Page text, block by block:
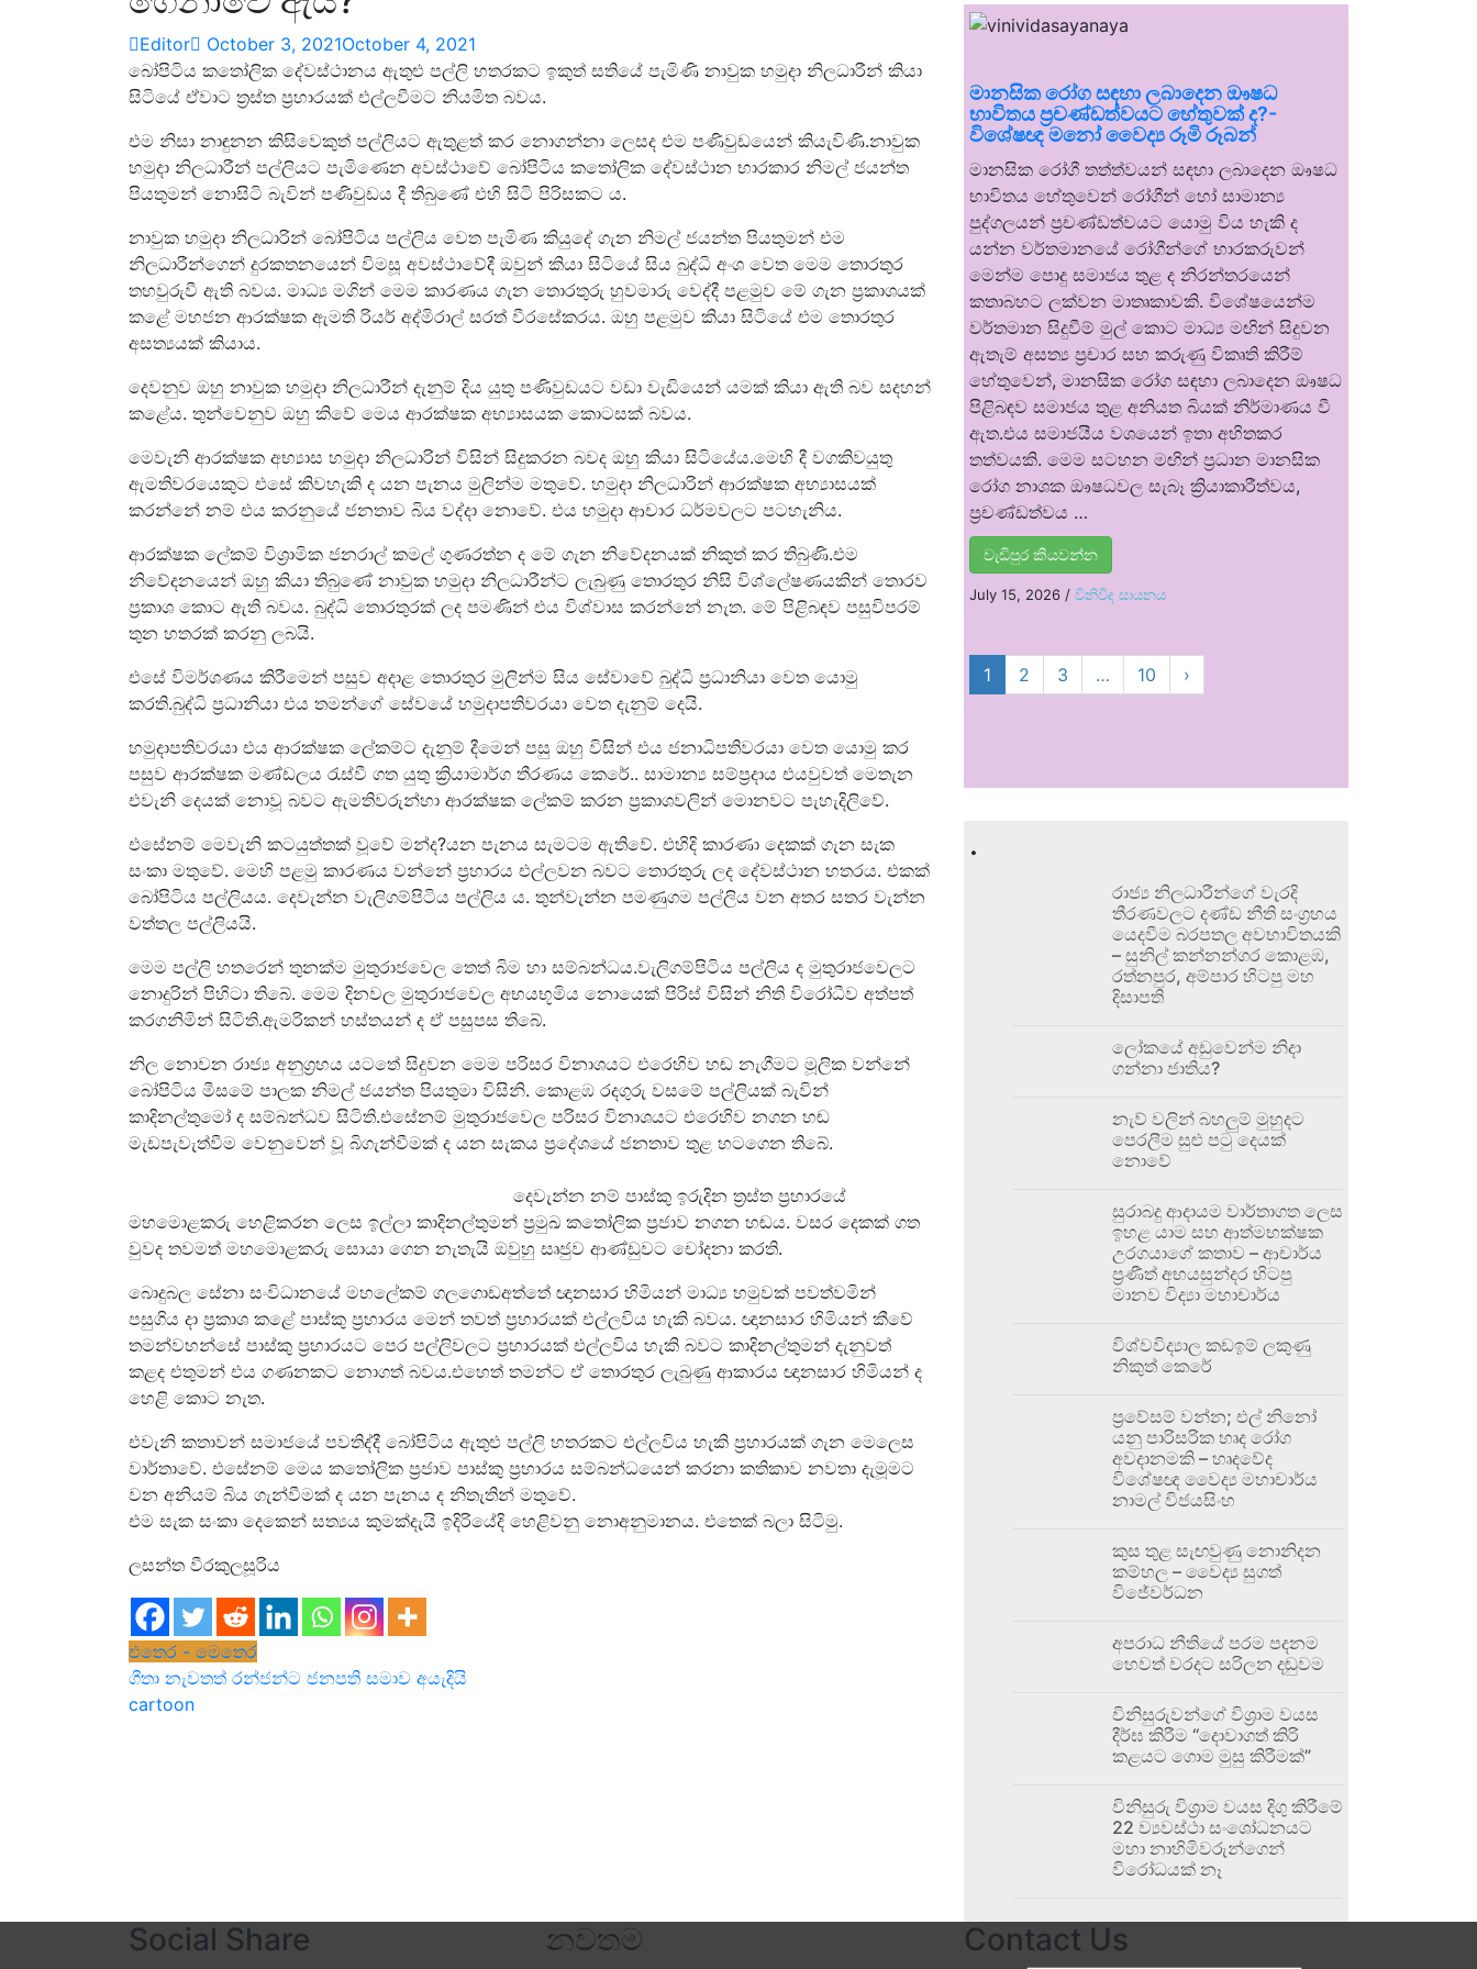
Editor October 3, 2021October 4, 2021
බෝපිටිය කතෝලික දේවස්ථානය ඇතුළු පල්ලි හතරකට ඉකුත් සතියේ පැමිණි නාවුක හමුදා නිලධාරීන් කියා
සිටියේ ඒවාට ත්‍රස්ත ප්‍රහාරයක් එල්ලවීමට නියමිත බවය.
එම නිසා නාඳුනන කිසිවෙකුත් පල්ලියට ඇතුළත් කර නොගන්නා ලෙසද එම පණිවුඩයෙන් කියැවිණි.නාවුක
හමුදා නිලධාරීන් පල්ලියට පැමිණෙන අවස්ථාවේ බෝපිටිය කතෝලික දේවස්ථාන භාරකාර නිමල් ජයන්ත
පියතුමන් නොසිටි බැවින් පණිවුඩය දී තිබුණේ එහි සිටි පිරිසකට ය.
නාවුක හමුදා නිලධාරින් බෝපිටිය පල්ලිය වෙත පැමිණ කියුදේ ගැන නිමල් ජයන්ත පියතුමන් එම
නිලධාරීන්ගෙන් දුරකතනයෙන් විමසූ අවස්ථාවේදී ඔවුන් කියා සිටියේ සිය බුද්ධි අංශ වෙත මෙම තොරතුර
තහවුරුවී ඇති බවය. මාධ්‍ය මගින් මෙම කාරණය ගැන තොරතුරු හුවමාරු වෙද්දී පළමුව මේ ගැන ප්‍රකාශයක්
කළේ මහජන ආරක්ෂක ඇමති රියර් අද්මිරාල් සරත් වීරසේකරය. ඔහු පළමුව කියා සිටියේ එම තොරතුර
අසත්‍යයක් කියාය.
දෙවනුව ඔහු නාවුක හමුදා නිලධාරීන් දැනුම් දිය යුතු පණිවුඩයට වඩා වැඩියෙන් යමක් කියා ඇති බව සදහන්
කළේය. තුන්වෙනුව ඔහු කිවේ මෙය ආරක්ෂක අභ්‍යාසයක කොටසක් බවය.
මෙවැනි ආරක්ෂක අභ්‍යාස හමුදා නිලධාරින් විසින් සිදුකරන බවද ඔහු කියා සිටියේය.මෙහි දී වගකිවයුතු
ඇමතිවරයෙකුට එසේ කිවහැකි ද යන පැනය මුලින්ම මතුවේ. හමුදා නිලධාරින් ආරක්ෂක අභ්‍යාසයක්
කරන්නේ නම් එය කරනුයේ ජනතාව බිය වද්දා නොවේ. එය හමුදා ආචාර ධර්මවලට පටහැනිය.
ආරක්ෂක ලේකම් විශ්‍රාමික ජනරාල් කමල් ගුණරත්න ද මේ ගැන නිවේදනයක් නිකුත් කර තිබුණි.එම
නිවේදනයෙන් ඔහු කියා තිබුණේ නාවුක හමුදා නිලධාරීන්ට ලැබුණු තොරතුර නිසි විශ්ලේෂණයකින් තොරව
ප්‍රකාශ කොට ඇති බවය. බුද්ධි තොරතුරක් ලද පමණින් එය විශ්වාස කරන්නේ නැත. මේ පිළිබඳව පසුවිපරම්
තුන හතරක් කරනු ලබයි.
එසේ විමර්ශණය කිරීමෙන් පසුව අදාළ තොරතුර මුලින්ම සිය සේවාවේ බුද්ධි ප්‍රධානියා වෙත යොමු
කරති.බුද්ධි ප්‍රධානියා එය තමන්ගේ සේවයේ හමුදාපතිවරයා වෙත දැනුම් දෙයි.
හමුදාපතිවරයා එය ආරක්ෂක ලේකම්ට දැනුම් දීමෙන් පසු ඔහු විසින් එය ජනාධිපතිවරයා වෙත යොමු කර
පසුව ආරක්ෂක මණ්ඩලය රැස්වී ගත යුතු ක්‍රියාමාර්ග තීරණය කෙරේ.. සාමාන්‍ය සම්ප්‍රදාය එයවුවත් මෙතැන
එවැනි දෙයක් නොවූ බවට ඇමතිවරුන්හා ආරක්ෂක ලේකම් කරන ප්‍රකාශවලින් මොනවට පැහැදිලිවේ.
එසේනම් මෙවැනි කටයුත්තක් වූවේ මන්ද?යන පැනය සැමටම ඇතිවේ. එහිදි කාරණා දෙකක් ගැන සැක
සංකා මතුවේ. මෙහි පළමු කාරණය වන්නේ ප්‍රහාරය එල්ලවන බවට තොරතුරු ලද දේවස්ථාන හතරය. එකක්
බෝපිටිය පල්ලියය. දෙවැන්න වැලිගම්පිටිය පල්ලිය ය. තුන්වැන්න පමණුගම පල්ලිය වන අතර සතර වැන්න
වත්තල පල්ලියයි.
මෙම පල්ලි හතරෙන් තුනක්ම මුතුරාජවෙල තෙත් බිම හා සම්බන්ධය.වැලිගම්පිටිය පල්ලිය ද මුතුරාජවෙලට
නොදුරින් පිහිටා තිබේ. මෙම දිනවල මුතුරාජවෙල අභයභූමිය නොයෙක් පිරිස් විසින් නිති විරෝධීව අත්පත්
කරගනිමින් සිටිති.ඇමරිකන් හස්තයන් ද ඒ පසුපස තිබේ.
නිල නොවන රාජ්‍ය අනුග්‍රහය යටතේ සිදුවන මෙම පරිසර විනාශයට එරෙහිව හඬ නැගීමට මූලික වන්නේ
බෝපිටිය මීසමේ පාලක නිමල් ජයන්ත පියතුමා විසිනි. කොළඹ රදගුරු වසමේ පල්ලියක් බැවින්
කාදිනල්තුමෝ ද සම්බන්ධව සිටිති.එසේනම් මුතුරාජවෙල පරිසර විනාශයට එරෙහිව නගන හඬ
මැඩපැවැත්වීම වෙනුවෙන් වූ බිගැන්වීමක් ද යන සැකය ප්‍රදේශයේ ජනතාව තුළ හටගෙන තිබේ.
දෙවැන්න නම් පාස්කු ඉරුදින ත්‍රස්ත ප්‍රහාරයේ
මහමොළකරු හෙළිකරන ලෙස ඉල්ලා කාදිනල්තුමන් ප්‍රමුඛ කතෝලික ප්‍රජාව නගන හඬය. වසර දෙකක් ගත
වුවද තවමත් මහමොළකරු සොයා ගෙන නැතැයි ඔවුහු සෘජුව ආණ්ඩුවට චෝදනා කරති.
බොදුබල සේනා සංවිධානයේ මහලේකම් ගලගොඩඅත්තේ ඥානසාර හිමියන් මාධ්‍ය හමුවක් පවත්වමින්
පසුගිය දා ප්‍රකාශ කළේ පාස්කු ප්‍රහාරය මෙන් තවත් ප්‍රහාරයක් එල්ලවිය හැකි බවය. ඥානසාර හිමියන් කීවේ
තමන්වහන්සේ පාස්කු ප්‍රහාරයට පෙර පල්ලිවලට ප්‍රහාරයක් එල්ලවිය හැකි බවට කාදිනල්තුමන් දැනුවත්
කළද එතුමන් එය ගණනකට නොගත් බවය.එහෙත් තමන්ට ඒ තොරතුර ලැබුණු ආකාරය ඥානසාර හිමියන් ද
හෙළි කොට නැත.
එවැනි කතාවන් සමාජයේ පවතිද්දී බෝපිටිය ඇතුළු පල්ලි හතරකට එල්ලවිය හැකි ප්‍රහාරයක් ගැන මෙලෙස
වාර්තාවේ. එසේනම් මෙය කතෝලික ප්‍රජාව පාස්කු ප්‍රහාරය සම්බන්ධයෙන් කරනා කතිකාව නවතා දැමූමට
වන අනියම් බිය ගැන්වීමක් ද යන පැනය ද නිතැතින් මතුවේ.
එම සැක සංකා දෙකෙන් සත්‍යය කුමක්දැයි ඉදිරියේදි හෙළිවනු නොඅනුමානය. එතෙක් බලා සිටිමු.
ලසන්ත වීරකුලසූරිය
එතෙර - මෙතෙර
Post
navigation
ගීතා නැවතත් රන්ජන්ට ජනපති සමාව අයැදියි
cartoon
මානසික රෝග සඳහා ලබාදෙන ඖෂධ
භාවිතය ප්‍රචණ්ඩත්වයට හේතුවක් ද?-
විශේෂඥ මනෝ වෛද්‍ය රූමි රූබන්
මානසික රෝගී තත්ත්වයන් සඳහා ලබාදෙන ඖෂධ
භාවිතය හේතුවෙන් රෝගීන් හෝ සාමාන්‍ය
පුද්ගලයන් ප්‍රචණ්ඩත්වයට යොමු විය හැකි ද
යන්න වර්තමානයේ රෝගීන්ගේ භාරකරුවන්
මෙන්ම පොදු සමාජය තුළ ද නිරන්තරයෙන්
කතාබහට ලක්වන මාතෘකාවකි. විශේෂයෙන්ම
වර්තමාන සිදුවීම් මුල් කොට මාධ්‍ය මඟින් සිදුවන
ඇතැම් අසත්‍ය ප්‍රචාර සහ කරුණු විකෘති කිරීම්
හේතුවෙන්, මානසික රෝග සඳහා ලබාදෙන ඖෂධ
පිළිබඳව සමාජය තුළ අනියත බියක් නිර්මාණය වී
ඇත.එය සමාජයීය වශයෙන් ඉතා අහිතකර
තත්වයකි. මෙම සටහන මඟින් ප්‍රධාන මානසික
රෝග නාශක ඖෂධවල සැබෑ ක්‍රියාකාරීත්වය,
ප්‍රචණ්ඩත්වය …
වැඩිපුර කියවන්න
July 15, 2026 / විනිවිද සායනය
1 2 3 … 10 ›
.
රාජ්‍ය නිලධාරීන්ගේ වැරදි
තීරණවලට දණ්ඩ නීති සංග්‍රහය
යෙදවීම බරපතල අවභාවිතයකි
– සුනිල් කන්නන්ගර කොළඹ,
රත්නපුර, අම්පාර හිටපු මහ
දිසාපති
ලෝකයේ අඩුවෙන්ම නිදා
ගන්නා ජාතිය?
නැව් වලින් බහලුම් මුහුදට
පෙරලීම සුළු පටු දෙයක්
නොවේ
සුරාබදු ආදායම වාර්තාගත ලෙස
ඉහළ යාම සහ ආත්මභක්ෂක
උරගයාගේ කතාව – ආචාර්ය
ප්‍රණීත් අභයසුන්දර හිටපු
මානව විද්‍යා මහාචාර්ය
විශ්වවිද්‍යාල කඩඉම් ලකුණු
නිකුත් කෙරේ
ප්‍රවේසම් වන්න; එල් නිනෝ
යනු පාරිසරික හෘද රෝග
අවදානමකි – හෘදවේද
විශේෂඥ වෛද්‍ය මහාචාර්ය
නාමල් විජයසිංහ
කුස තුළ සැඟවුණු නොනිදන
කම්හල – වෛද්‍ය සුගත්
විජේවර්ධන
අපරාධ නීතියේ පරම පදනම
හෙවත් වරදට සරිලන දඬුවම
විනිසුරුවන්ගේ විශ්‍රාම වයස
දීර්ඝ කිරීම “දොවාගත් කිරි
කළයට ගොම මුසු කිරීමක්”
විනිසුරු විශ්‍රාම වයස දිගු කිරීමේ
22 ව්‍යවස්ථා සංශෝධනයට
මහා නාහිමිවරුන්ගෙන්
විරෝධයක් නෑ
Social Share නවතම Contact Us